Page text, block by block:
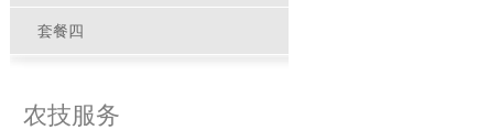
套餐四
农技服务